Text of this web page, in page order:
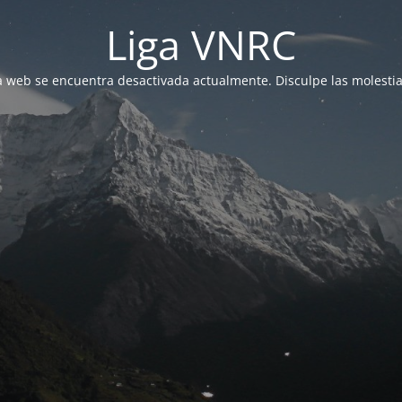
Liga VNRC
web se encuentra desactivada actualmente. Disculpe las